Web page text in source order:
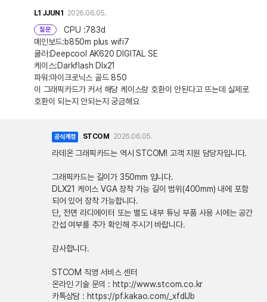
L1 JJUN1 2026.06.05.
질문
CPU :783d
메인보드:b850m plus wifi7
쿨러:Deepcool AK620 DIGITAL SE
케이스:Darkflash Dlx21
파워:마이크로닉스 골드 850
이 그래픽카드가 커서 해당 케이스랑 호환이 안된다고 뜨는데 실제로
호환이 되는지 안되는지 궁금해요
공식계정 STCOM 2026.06.05.
라데온 그래픽카드는 역시 STCOM! 고객 지원 담당자입니다.
그래픽카드는 길이가 350mm 입니다.
DLX21 케이스 VGA 장착 가능 길이 범위(400mm) 내에 포함
되어 있어 장착 가능합니다.
단, 전면 라디에이터 또는 별도 내부 튜닝 부품 사용 시에는 공간
간섭 여부를 추가 확인해 주시기 바랍니다.
감사합니다.
STCOM 직영 서비스 센터
온라인 기술 문의 : http://www.stcom.co.kr
카톡상담 : https://pf.kakao.com/_xfdlJb